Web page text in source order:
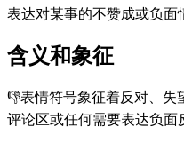
表达对某事的不赞成或负面
含义和象征
👎表情符号象征着反对、失
评论区或任何需要表达负面